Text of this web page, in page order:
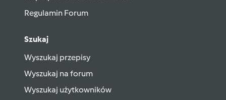
Regulamin Forum
Szukaj
Wyszukaj przepisy
Wyszukaj na forum
Wyszukaj użytkowników